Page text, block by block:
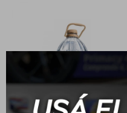
Lubricantes
Aditivos
Aerosoles